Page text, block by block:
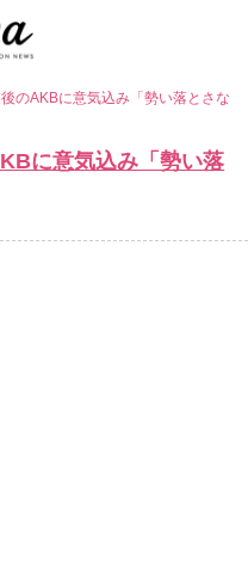
のAKBに意気込み「勢い落とさな
に意気込み「勢い落